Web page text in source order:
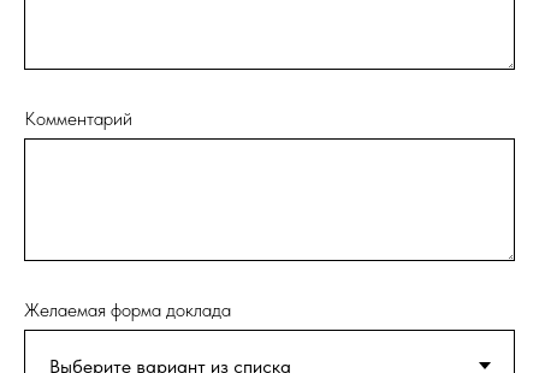
Комментарий
Желаемая форма доклада